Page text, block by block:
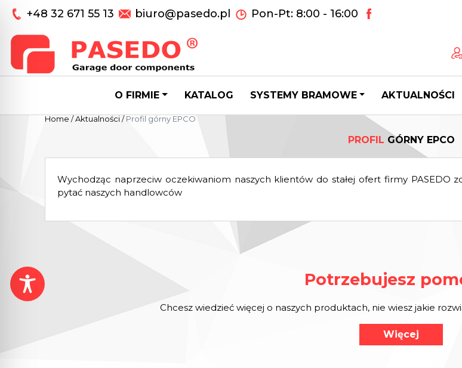
+48 32 671 55 13 biuro@pasedo.pl Pon-Pt: 8:00 - 16:00
O FIRMIE KATALOG SYSTEMY BRAMOWE AKTUALNOŚCI
Home /Aktualności/Profil górny EPCO
PROFIL GÓRNY EPCO
Wychodząc naprzeciw oczekiwaniom naszych klientów do stałej ofert firmy PASEDO
pytać naszych handlowców
Potrzebujesz
Chcesz wiedzieć więcej o naszych produktach, nie wiesz jakie
Więcej